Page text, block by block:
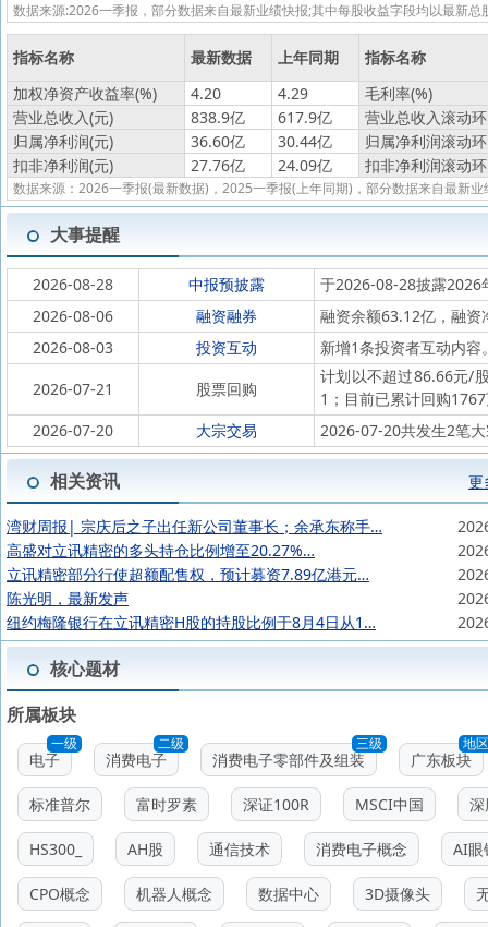
数据来源:2026一季报，部分数据来自最新业绩快报;其中每股收益字段均以最新
指标名称 最新数据 上年同期
指标名称
加权净资产收益率(%)
4.20 4.29
毛利率(%)
营业总收入(元)
838.9亿 617.9亿
营业总收入滚动
归属净利润(元)
36.60亿 30.44亿
归属净利润滚动
扣非净利润(元)
27.76亿 24.09亿 扣非净利润滚动
数据来源：2026一季报(最新数据)，2025一季报(上年同期)，部分数据来自最新业
大事提醒
2026-08-28 中报预披露
于2026-08-28披露2026
2026-08-06
融资融券
融资余额63.12亿，融资
2026-08-03
投资互动
新增1条投资者互动内容
2026-07-21
股票回购
计划以不超过86.66元/
1；目前已累计回购
2026-07-20
大宗交易 2026-07-20共发生2笔
相关资讯 更
湾财周报| 宗庆后之子出任新公司董事长；余承东称手…
高盛对立讯精密的多头持仓比例增至20.27%…
立讯精密部分行使超额配售权，预计募资7.89亿港元…
陈光明，最新发声
纽约梅隆银行在立讯精密H股的持股比例于8月4日从1…
核心题材
所属板块
一级
电子
二级
消费电子
三级
消费电子零部件及组装
地区
广东板块
标准普尔 富时罗素 深证100R MSCI中国
HS300_ AH股 通信技术 消费电子概念 AI眼
CPO概念 机器人概念 数据中心 3D摄像头